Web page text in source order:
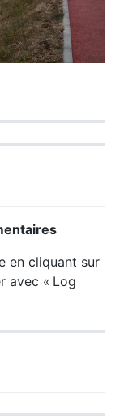
en cliquant sur
avec « Log